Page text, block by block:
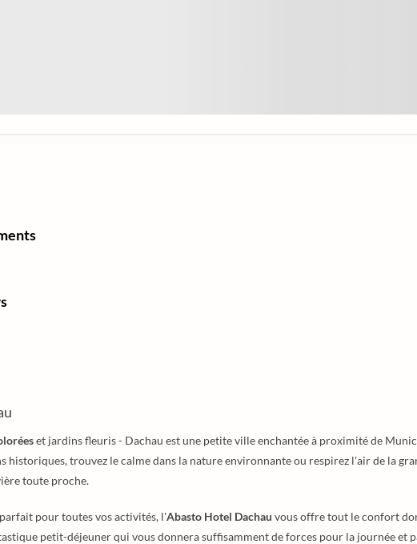
et jardins fleuris - Dachau est une petite ville enchantée à proximité de
historiques, trouvez le calme dans la nature environnante ou respirez l'air de la
toute proche.
pour toutes vos activités, l'Abasto Hotel Dachau vous offre tout le confort
petit-déjeuner qui vous donnera suffisamment de forces pour la journée et